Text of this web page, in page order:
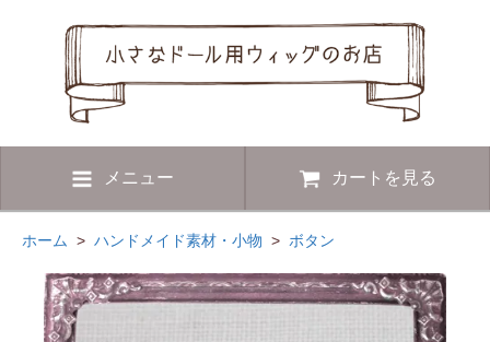
メニュー カートを見る
ホーム > ハンドメイド素材・小物 > ボタン